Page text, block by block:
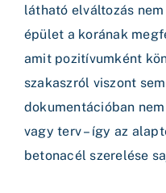
látható elváltozás
épület a korának
amit pozitívumként
szakaszról viszont
dokumentációban
vagy terv – így az
betonacél szerelése